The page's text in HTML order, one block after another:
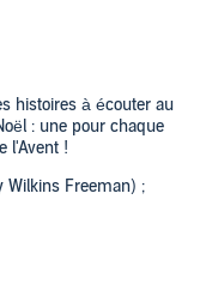
histoires à écouter au
: une pour chaque
l'Avent !
Wilkins Freeman) ;
Coyne) ;
;